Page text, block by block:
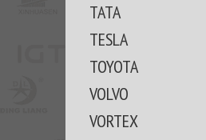
TATA
TESLA
TOYOTA
VOLVO
VORTEX